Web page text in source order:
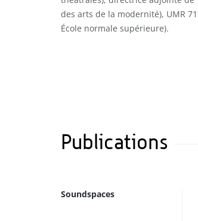
des arts de la modernité), UMR
École normale supérieure).
Publications
Soundspaces